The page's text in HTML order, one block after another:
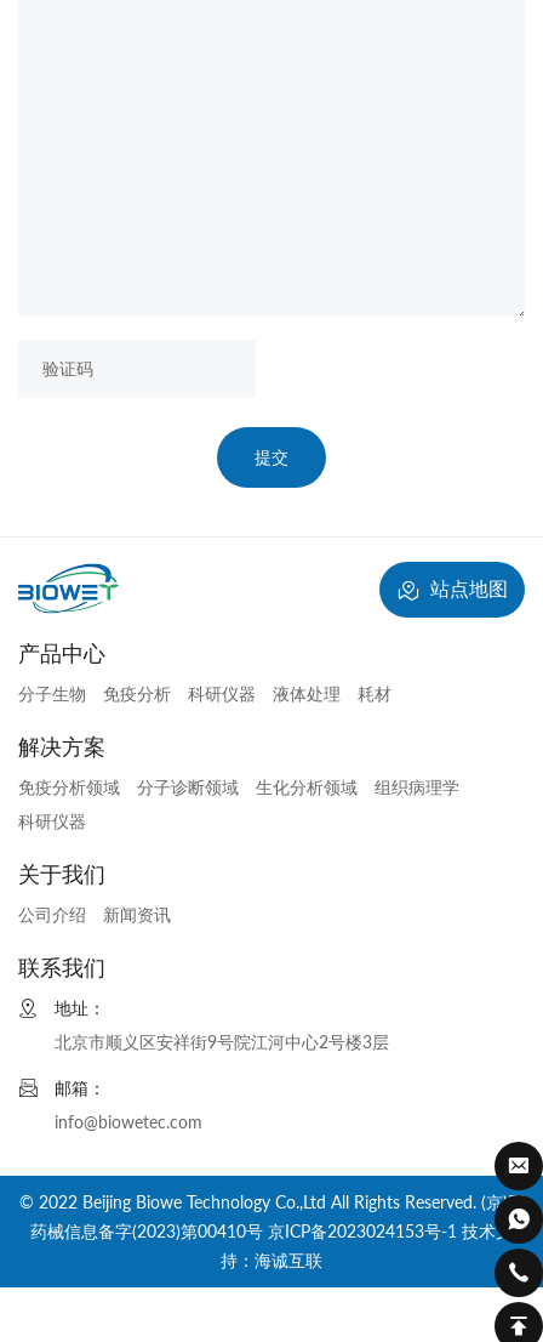
提交
站点地图
产品中心
分子生物 免疫分析 科研仪器 液体处理 耗材
解决方案
免疫分析领域 分子诊断领域 生化分析领域
组织病理学
科研仪器
关于我们
公司介绍 新闻资讯
联系我们
地址：
北京市顺义区安祥街9号院江河中心2号楼3层
邮箱：
info@biowetec.com
© 2022 Beijing Biowe Technology Co.,Ltd All Rights Reserved. (京)网
药械信息备字(2023)第00410号 京ICP备2023024153号-1 技术支
持：海诚互联